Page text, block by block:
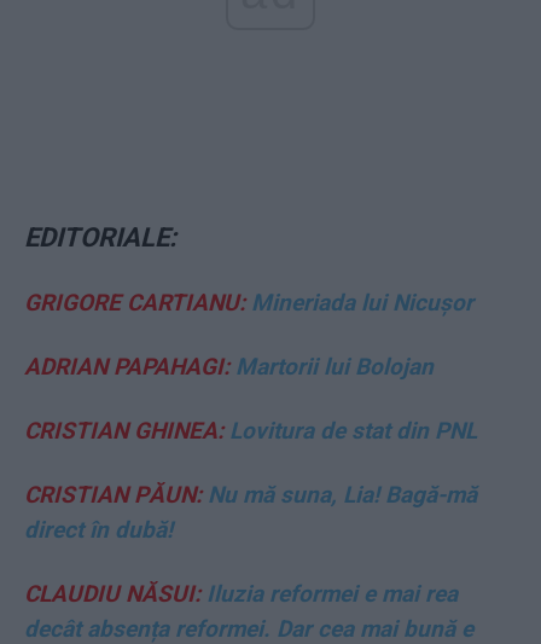
EDITORIALE:
GRIGORE CARTIANU: Mineriada lui Nicușor
ADRIAN PAPAHAGI:Martorii lui Bolojan
CRISTIAN GHINEA:Lovitura de stat din PNL
CRISTIAN PĂUN:Nu mă suna, Lia! Bagă-mă
direct în dubă!
CLAUDIU NĂSUI:Iluzia reformei e mai rea
decât absența reformei. Dar cea mai bună e